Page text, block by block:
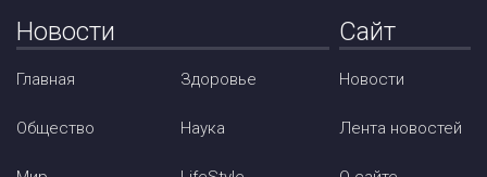
Новости
Главная
Общество
Здоровье
Наука
Сайт
Новости
Лента новостей